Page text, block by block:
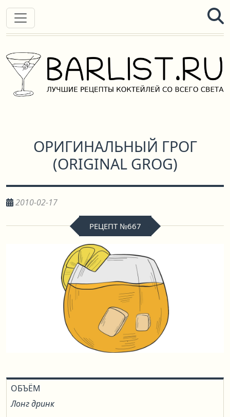
ОРИГИНАЛЬНЫЙ ГРОГ
(ORIGINAL GROG)
2010-02-17
РЕЦЕПТ №667
ОБЪЁМ
Лонг дринк